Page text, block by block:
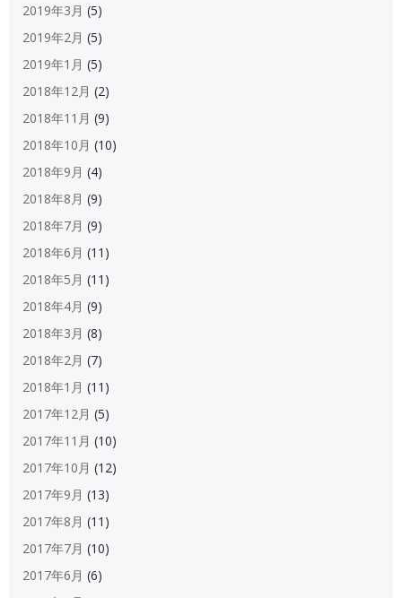
2019年3月 (5)
2019年2月 (5)
2019年1月 (5)
2018年12月 (2)
2018年11月 (9)
2018年10月 (10)
2018年9月 (4)
2018年8月 (9)
2018年7月 (9)
2018年6月 (11)
2018年5月 (11)
2018年4月 (9)
2018年3月 (8)
2018年2月 (7)
2018年1月 (11)
2017年12月 (5)
2017年11月 (10)
2017年10月 (12)
2017年9月 (13)
2017年8月 (11)
2017年7月 (10)
2017年6月 (6)